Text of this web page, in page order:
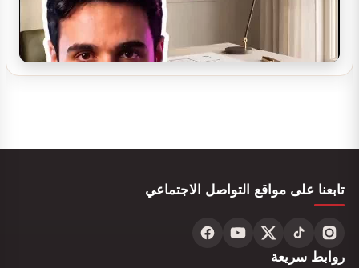
تصميم ديكور سينما منزلية
تابعنا على مواقع التواصل الاجتماعي
روابط سريعة